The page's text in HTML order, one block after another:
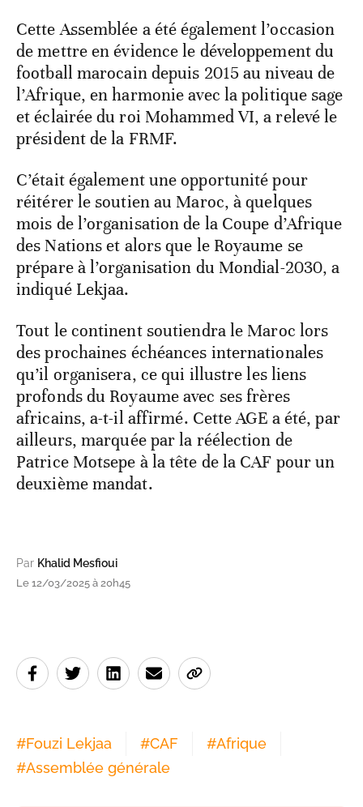
Cette Assemblée a été également l’occasion
de mettre en évidence le développement du
football marocain depuis 2015 au niveau de
l’Afrique, en harmonie avec la politique sage
et éclairée du roi Mohammed VI, a relevé le
président de la FRMF.
C’était également une opportunité pour
réitérer le soutien au Maroc, à quelques
mois de l’organisation de la Coupe d’Afrique
des Nations et alors que le Royaume se
prépare à l’organisation du Mondial-2030, a
indiqué Lekjaa.
Tout le continent soutiendra le Maroc lors
des prochaines échéances internationales
qu’il organisera, ce qui illustre les liens
profonds du Royaume avec ses frères
africains, a-t-il affirmé. Cette AGE a été, par
ailleurs, marquée par la réélection de
Patrice Motsepe à la tête de la CAF pour un
deuxième mandat.
Par Khalid Mesfioui
Le 12/03/2025 à 20h45
#Fouzi Lekjaa #CAF #Afrique
#Assemblée générale